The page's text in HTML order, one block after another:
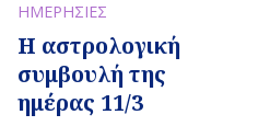
ΗΜΕΡΗΣΙΕΣ
Η αστρολογική
συμβουλή της
ημέρας 11/3